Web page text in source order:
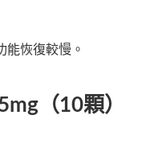
能恢復較慢。
（10顆）